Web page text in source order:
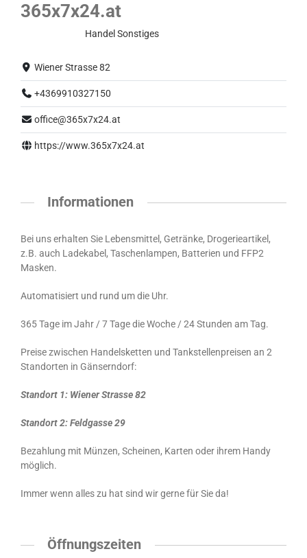
365x7x24.at
Handel Sonstiges
Wiener Strasse 82
+4369910327150
office@365x7x24.at
https://www.365x7x24.at
Informationen
Bei uns erhalten Sie Lebensmittel, Getränke, Drogerieartikel,
z.B. auch Ladekabel, Taschenlampen, Batterien und FFP2
Masken.
Automatisiert und rund um die Uhr.
365 Tage im Jahr / 7 Tage die Woche / 24 Stunden am Tag.
Preise zwischen Handelsketten und Tankstellenpreisen an 2
Standorten in Gänserndorf:
Standort 1: Wiener Strasse 82
Standort 2: Feldgasse 29
Bezahlung mit Münzen, Scheinen, Karten oder ihrem Handy
möglich.
Immer wenn alles zu hat sind wir gerne für Sie da!
Öffnungszeiten